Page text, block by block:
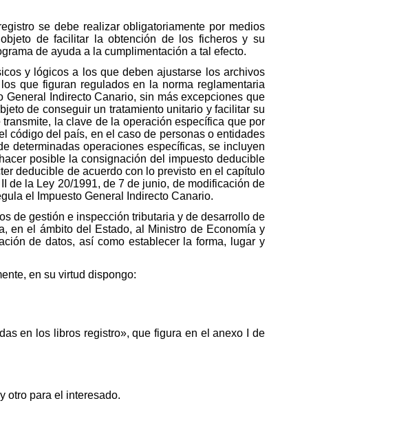
se debe realizar obligatoriamente por medios
de facilitar la obtención de los ficheros y su
de ayuda a la cumplimentación a tal efecto.
y lógicos a los que deben ajustarse los archivos
que figuran regulados en la norma reglamentaria
Indirecto Canario, sin más excepciones que
de conseguir un tratamiento unitario y facilitar su
la clave de la operación específica que por
código del país, en el caso de personas o entidades
determinadas operaciones específicas, se incluyen
posible la consignación del impuesto deducible
deducible de acuerdo con lo previsto en el capítulo
de la Ley 20/1991, de 7 de junio, de modificación de
el Impuesto General Indirecto Canario.
de gestión e inspección tributaria y de desarrollo de
en el ámbito del Estado, al Ministro de Economía y
de datos, así como establecer la forma, lugar y
en su virtud dispongo:
en los libros registro», que figura en el anexo I de
otro para el interesado.